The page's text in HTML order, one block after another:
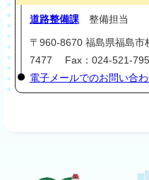
道路整備課 整備担当
〒960-8670 福島県福島
7477 Fax：024-521-
電子メールでのお問い合